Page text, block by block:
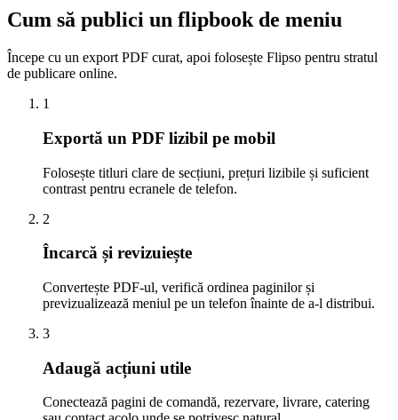
Cum să publici un flipbook de meniu
Începe cu un export PDF curat, apoi folosește Flipso pentru stratul
de publicare online.
1
Exportă un PDF lizibil pe mobil
Folosește titluri clare de secțiuni, prețuri lizibile și suficient
contrast pentru ecranele de telefon.
2
Încarcă și revizuiește
Convertește PDF-ul, verifică ordinea paginilor și
previzualizează meniul pe un telefon înainte de a-l distribui.
3
Adaugă acțiuni utile
Conectează pagini de comandă, rezervare, livrare, catering